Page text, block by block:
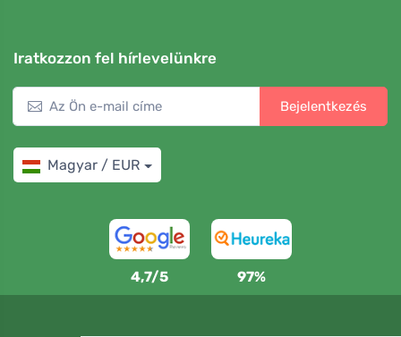
Iratkozzon fel hírlevelünkre
Bejelentkezés
Magyar / EUR
4,7/5 97%